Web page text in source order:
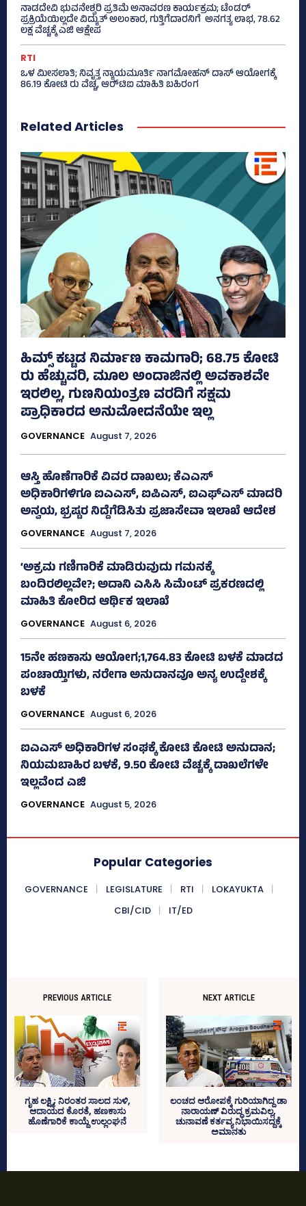
ನಾಡದೇವಿ ಭುವನೇಶ್ವರಿ ಪ್ರತಿಮೆ ಅನಾವರಣ ಕಾರ್ಯಕ್ರಮ; ಟೆಂಡರ್
ಪ್ರಕ್ರಿಯೆಯಿಲ್ಲದೇ ವಿದ್ಯುತ್‌ ಅಲಂಕಾರ, ಗುತ್ತಿಗೆದಾರನಿಗೆ ಅನಗತ್ಯ ಲಾಭ, 78.62
ಲಕ್ಷ ವೆಚ್ಚಕ್ಕೆ ಎಜಿ ಆಕ್ಷೇಪ
RTI
ಒಳ ಮೀಸಲಾತಿ; ನಿವೃತ್ತ ನ್ಯಾಯಮೂರ್ತಿ ನಾಗಮೋಹನ್ ದಾಸ್ ಆಯೋಗಕ್ಕೆ
86.19 ಕೋಟಿ ರು ವೆಚ್ಚ, ಆರ್‍‌ಟಿಐ ಮಾಹಿತಿ ಬಹಿರಂಗ
Related Articles
ಹಿಮ್ಸ್‌ ಕಟ್ಟಡ ನಿರ್ಮಾಣ ಕಾಮಗಾರಿ; 68.75 ಕೋಟಿ
ರು ಹೆಚ್ಚುವರಿ, ಮೂಲ ಅಂದಾಜಿನಲ್ಲಿ ಅವಕಾಶವೇ
ಇರಲಿಲ್ಲ, ಗುಣನಿಯಂತ್ರಣ ವರದಿಗೆ ಸಕ್ಷಮ
ಪ್ರಾಧಿಕಾರದ ಅನುಮೋದನೆಯೇ ಇಲ್ಲ
GOVERNANCE August 7, 2026
ಆಸ್ತಿ ಹೊಣೆಗಾರಿಕೆ ವಿವರ ದಾಖಲು; ಕೆಎಎಸ್
ಅಧಿಕಾರಿಗಳಿಗೂ ಐಎಎಸ್‌, ಐಪಿಎಸ್‌, ಐಎಫ್‌ಎಸ್‌ ಮಾದರಿ
ಅನ್ವಯ, ಭ್ರಷ್ಟರ ನಿದ್ದೆಗೆಡಿಸಿತು ಪ್ರಜಾಸೇವಾ ಇಲಾಖೆ ಆದೇಶ
GOVERNANCE August 7, 2026
‘ಅಕ್ರಮ ಗಣಿಗಾರಿಕೆ ಮಾಡಿರುವುದು ಗಮನಕ್ಕೆ
ಬಂದಿರಲಿಲ್ಲವೇ?; ಅದಾನಿ ಎಸಿಸಿ ಸಿಮೆಂಟ್ ಪ್ರಕರಣದಲ್ಲಿ
ಮಾಹಿತಿ ಕೋರಿದ ಆರ್ಥಿಕ ಇಲಾಖೆ
GOVERNANCE August 6, 2026
15ನೇ ಹಣಕಾಸು ಆಯೋಗ;1,764.83 ಕೋಟಿ ಬಳಕೆ ಮಾಡದ
ಪಂಚಾಯ್ತಿಗಳು, ನರೇಗಾ ಅನುದಾನವೂ ಅನ್ಯ ಉದ್ದೇಶಕ್ಕೆ
ಬಳಕೆ
GOVERNANCE August 6, 2026
ಐಎಎಸ್‌ ಅಧಿಕಾರಿಗಳ ಸಂಘಕ್ಕೆ ಕೋಟಿ ಕೋಟಿ ಅನುದಾನ;
ನಿಯಮಬಾಹಿರ ಬಳಕೆ, 9.50 ಕೋಟಿ ವೆಚ್ಚಕ್ಕೆ ದಾಖಲೆಗಳೇ
ಇಲ್ಲವೆಂದ ಎಜಿ
GOVERNANCE August 5, 2026
Popular Categories
GOVERNANCE LEGISLATURE RTI
LOKAYUKTA
CBI/CID
IT/ED
PREVIOUS ARTICLE
ಗೃಹ ಲಕ್ಷ್ಮಿ; ನಿರಂತರ ಸಾಲದ ಸುಳಿ,
ಆದಾಯದ ಕೊರತೆ, ಹಣಕಾಸು
ಹೊಣೆಗಾರಿಕೆ ಕಾಯ್ದೆ ಉಲ್ಲಂಘನೆ
NEXT ARTICLE
ಲಂಚದ ಆರೋಪಕ್ಕೆ ಗುರಿಯಾಗಿದ್ದ ಡಾ
ನಾರಾಯಣ್‌ ವಿರುದ್ಧ ಕ್ರಮವಿಲ್ಲ,
ಚುನಾವಣೆ ಕರ್ತವ್ಯ ನಿಭಾಯಿಸದ್ದಕ್ಕೆ
ಅಮಾನತು